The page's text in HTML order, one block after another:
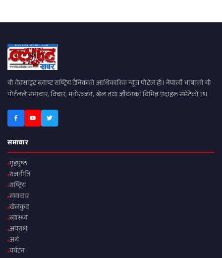
यो वेवसाइट ब्लाष्ट राष्ट्रिय दैनिकको आधिकारिक न्यूज पोर्टल हो। नेपाली भाषाको यो
पोर्टलले समाचार, विचार, मनोरञ्जन, खेल तथा जीवनका विभिन्न पक्षहरू समेटेको छ।
समाचार
गृहपृष्ठ
राजनीति
राष्ट्रिय
समाचार
खेलकुद
स्वास्थ्य
अपराध
अर्थ
पर्यटन